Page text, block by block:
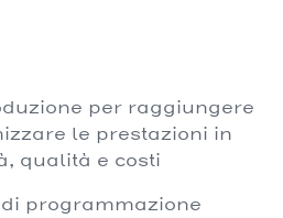
per raggiungere
le prestazioni in
qualità e costi
programmazione